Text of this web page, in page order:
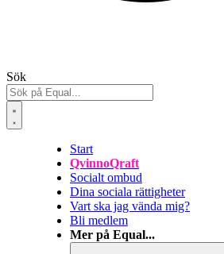
Sök
Start
QvinnoQraft
Socialt ombud
Dina sociala rättigheter
Vart ska jag vända mig?
Bli medlem
Mer på Equal...